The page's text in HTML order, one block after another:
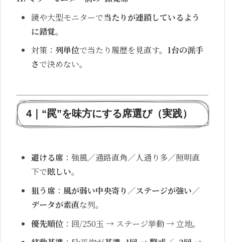
鏡や大型モニターで当たりが連鎖しているよう
に錯覚。
対策： 列単位で当たり履歴を見直す。 1台の派手
さで決めない。
4｜“罠”を味方にする席選び（実践）
避ける席 ：強風／通路直角／人通り多／照明直
下で眩しい。
狙う席 ： 風が弱い中央寄り ／ステージが強い／
データが素直な列。
優先順位 ：回/250玉 → ステージ挙動 → 立地。